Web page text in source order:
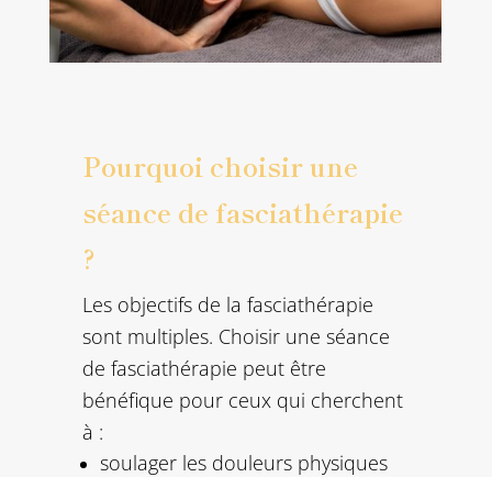
Pourquoi choisir une
séance de fasciathérapie
?
Les objectifs de la fasciathérapie
sont multiples. Choisir une séance
de fasciathérapie peut être
bénéfique pour ceux qui cherchent
à :
soulager les douleurs physiques